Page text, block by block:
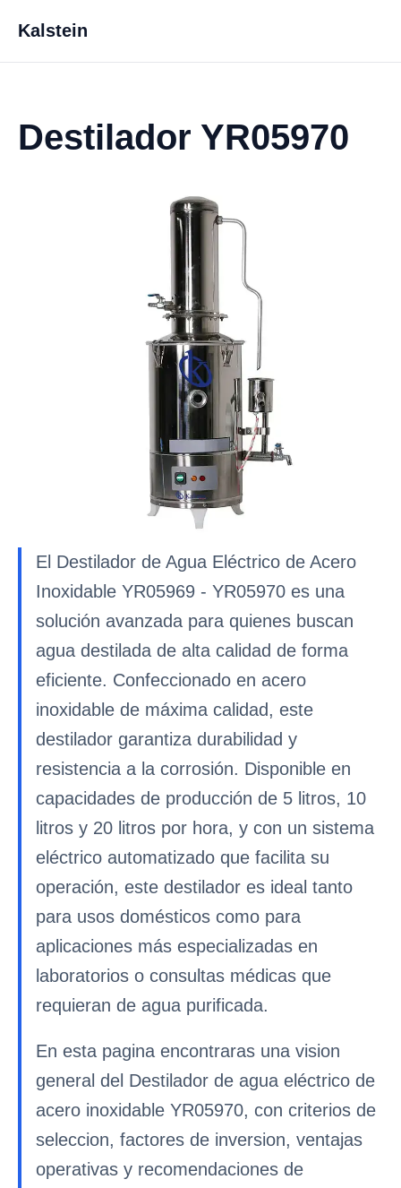
Kalstein
Destilador YR05970
El Destilador de Agua Eléctrico de Acero
Inoxidable YR05969 - YR05970 es una
solución avanzada para quienes buscan
agua destilada de alta calidad de forma
eficiente. Confeccionado en acero
inoxidable de máxima calidad, este
destilador garantiza durabilidad y
resistencia a la corrosión. Disponible en
capacidades de producción de 5 litros, 10
litros y 20 litros por hora, y con un sistema
eléctrico automatizado que facilita su
operación, este destilador es ideal tanto
para usos domésticos como para
aplicaciones más especializadas en
laboratorios o consultas médicas que
requieran de agua purificada.
En esta pagina encontraras una vision
general del Destilador de agua eléctrico de
acero inoxidable YR05970, con criterios de
seleccion, factores de inversion, ventajas
operativas y recomendaciones de